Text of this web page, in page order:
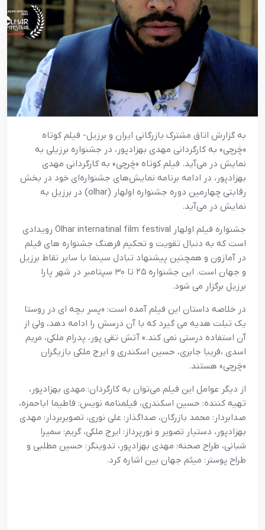
به گزارش اتاق مشترک بازرگانی ایران و برزیل- فیلم کوتاه
«چَرچی» به کارگردانی مهدی بهزادپور، در جشنواره برزیلی به
نمایش در می‌آید. فیلم کوتاه «چَرچی» به کارگردانی مهدی
بهزادپور، در ادامه برنامه نمایش‌های جشنواره‌ای خود در بخش
رقابتی چهارمین دوره جشنواره اولهار (olhar) در برزیل به
نمایش در می‌آید.
جشنواره فیلم اولهار Olhar internatinal film festival رویدادی
است که به دنبال تقویت و تحکیم فرهنگ جشنواره های فیلم
در آمازون و همچنین پیشنهاد تبادل سینما با سایر نقاط برزیل
و جهان است. این جشنواره ۲۵ تا ۳۰ سپتامبر در شهر پارا
برزیل برگزار می شود.
در خلاصه داستان این فیلم آمده است: «پسر بچه ای در روستا
یک تبلت هدیه می گیرد که با آن درسش را ادامه دهد، ولی از
آن استفاده درستی نمی کند.» آتش تقی پور، پدرام ملکی، مریم
اسدی ،فریبا جابری، حسین اسکندری و ایرج ملکی بازیگران
«چَرچی» هستند.
از دیگر عوامل این فیلم می‌توان به کارگردان: مهدی بهزادپور،
تهیه کننده: حسین اسکندری، فیلمنامه نویس: فاطیما اباحمزه،
صدابردار: محمد بازرگان، صداگذار: علی نوری، تصویربردار: مهدی
بهزادپور، دستیار تصویر و نورپرداز: ایرج ملکی، گریم: سمیرا
شبانی، طراح صحنه: مهدی بهزادپور، تدوینگر: حسین مطلبی و
طراح پوستر: میثم جهان بین اشاره کرد.